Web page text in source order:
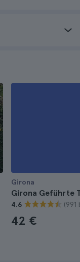
Girona
Girona Geführte
4.6 (991
42 €